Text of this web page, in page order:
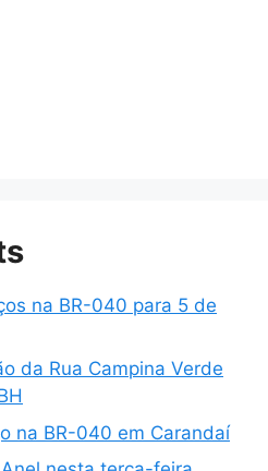
na BR-040 para 5 de
da Rua Campina Verde
na BR-040 em Carandaí